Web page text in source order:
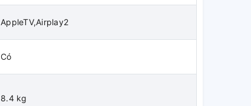
AppleTV,Airplay2
Có
8.4 kg